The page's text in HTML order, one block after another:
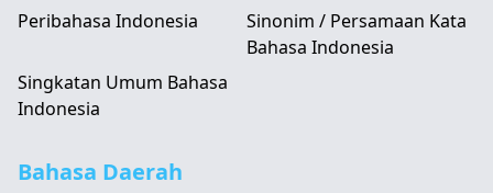
Peribahasa Indonesia
Sinonim / Persamaan Kata
Bahasa Indonesia
Singkatan Umum Bahasa
Indonesia
Bahasa Daerah